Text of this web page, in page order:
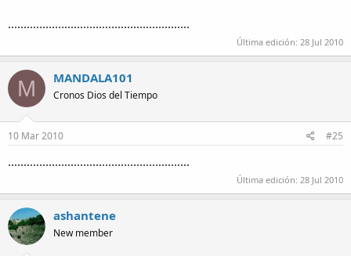
..........................................................
Última edición: 28 Jul 2010
M MANDALA101
Cronos Dios del Tiempo
10 Mar 2010 #25
..........................................................
Última edición: 28 Jul 2010
ashantene
New member